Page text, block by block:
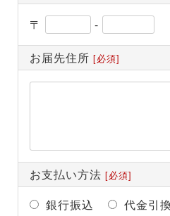
〒 -
お届先住所 [必須]
お支払い方法 [必須]
銀行振込
代金引換